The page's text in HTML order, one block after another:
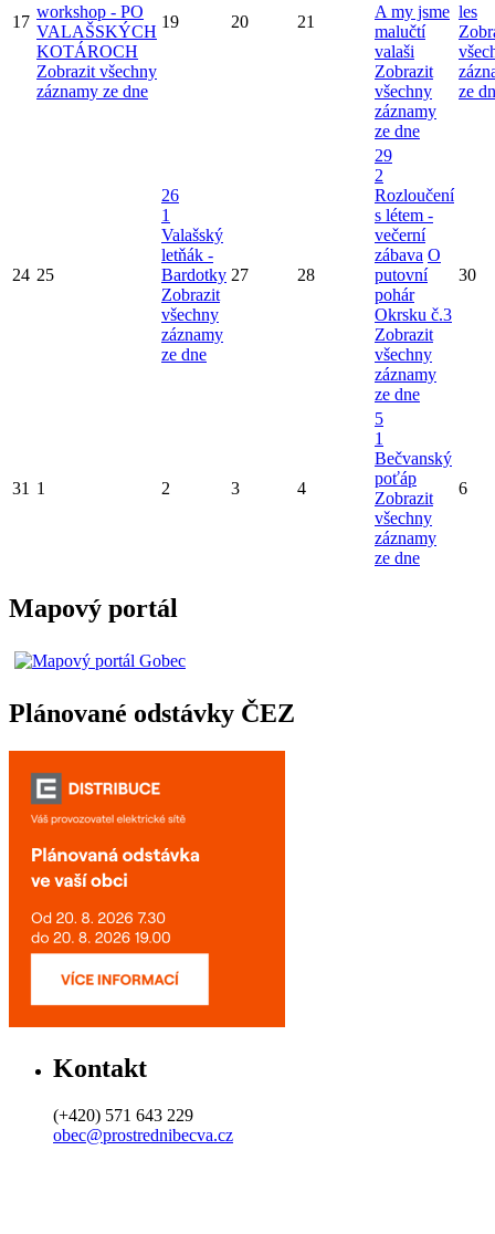
17
workshop - PO
VALAŠSKÝCH
KOTÁROCH
Zobrazit všechny
záznamy ze dne
19 20 21
A my jsme
malučtí
valaši
Zobrazit
všechny
záznamy
ze dne
les
ze
24 25
26
1
Valašský
letňák -
Bardotky
Zobrazit
všechny
záznamy
ze dne
27 28
29
2
Rozloučení
s létem -
večerní
zábava O
putovní
pohár
Okrsku č.3
Zobrazit
všechny
záznamy
ze dne
30
31 1 2 3 4
5
1
Bečvanský
poťáp
Zobrazit
všechny
záznamy
ze dne
6
Mapový portál
Plánované odstávky ČEZ
Kontakt
(+420) 571 643 229
obec@prostrednibecva.cz